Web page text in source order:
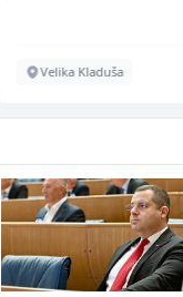
Velika Kladuša